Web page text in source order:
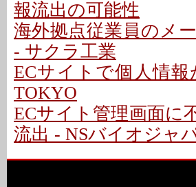
報流出の可能性
海外拠点従業員のメ
- サクラ工業
ECサイトで個人情報
TOKYO
ECサイト管理画面に
流出 - NSバイオジャ